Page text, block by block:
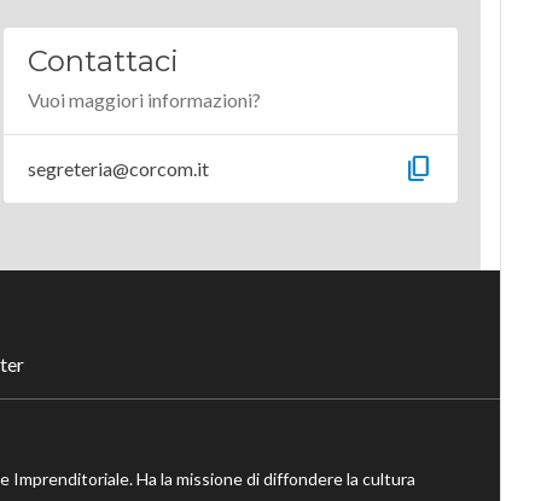
Contattaci
Vuoi maggiori informazioni?
segreteria@corcom.it content_copy
Ha la missione di diffondere la cultura